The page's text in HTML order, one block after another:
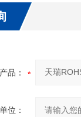
产品：
位：